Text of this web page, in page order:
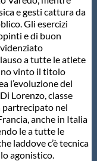
e gesti cattura da
Gli esercizi
e di buon
a tutte le atlete
vinto il titolo
l’evoluzione del
Lorenzo, classe
partrecipato nel
anche in Italia
le a tutte le
laddove c’è tecnica
agonistico.